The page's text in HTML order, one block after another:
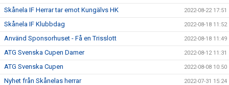
Skånela IF Herrar tar emot Kungälvs HK 2022-08-22 17:51
Skånela IF Klubbdag 2022-08-18 11:52
Använd Sponsorhuset - Få en Trisslott 2022-08-18 11:49
ATG Svenska Cupen Damer 2022-08-12 11:31
ATG Svenska Cupen 2022-08-08 10:50
Nyhet från Skånelas herrar 2022-07-31 15:24